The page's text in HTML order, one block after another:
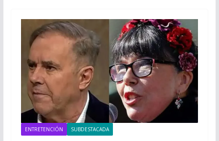
ENTRETENCIÓN SUBDESTACADA